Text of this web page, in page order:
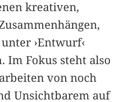
kreativen,
›Entwurf‹
Im Fokus steht also
von noch
Unsichtbarem auf